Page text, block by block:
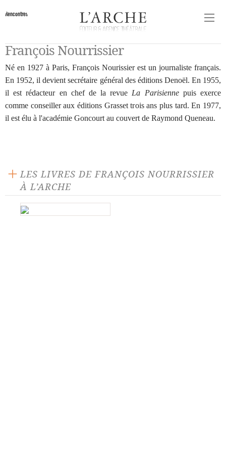
Rencontres
François Nourrissier
Né en 1927 à Paris, François Nourissier est un journaliste français.
En 1952, il devient secrétaire général des éditions Denoël. En 1955,
il est rédacteur en chef de la revue La Parisiennepuis exerce
comme conseiller aux éditions Grasset trois ans plus tard. En 1977,
il est élu à l'académie Goncourt au couvert de Raymond Queneau.
LES LIVRES DE FRANÇOIS NOURRISSIER
À L’ARCHE